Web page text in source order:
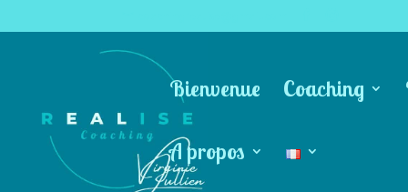
Bienvenue Coaching
A propos